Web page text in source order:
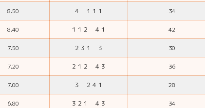
8.50 ４ １１１ 34
8.40 １１２ ４１ 42
7.50 ２３１ ３ 30
7.20 ２１２ ４３ 36
7.00 ３ ２４１ 28
6.80 ３２１ ４３ 34